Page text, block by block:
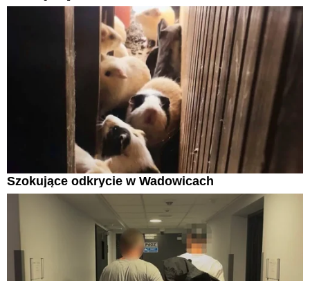
Szokujące odkrycie w Wadowicach